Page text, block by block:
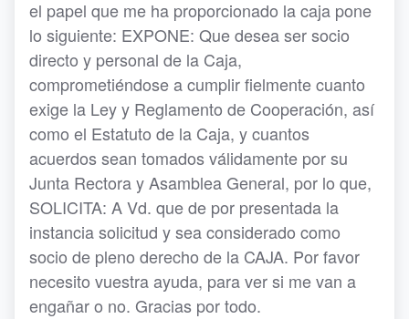
el papel que me ha proporcionado la caja pone
lo siguiente: EXPONE: Que desea ser socio
directo y personal de la Caja,
comprometiéndose a cumplir fielmente cuanto
exige la Ley y Reglamento de Cooperación, así
como el Estatuto de la Caja, y cuantos
acuerdos sean tomados válidamente por su
Junta Rectora y Asamblea General, por lo que,
SOLICITA: A Vd. que de por presentada la
instancia solicitud y sea considerado como
socio de pleno derecho de la CAJA. Por favor
necesito vuestra ayuda, para ver si me van a
engañar o no. Gracias por todo.